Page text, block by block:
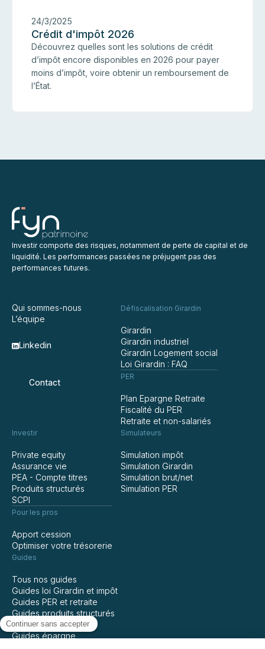
24/3/2025
Crédit d'impôt 2026
Découvrez quelles sont les solutions de crédit
d’impôt encore disponibles en 2026 pour payer
moins d’impôt, voire obtenir un remboursement de
l’État.
Investir comporte des risques, notamment de perte de capital et de
liquidité. Les performances passées ne préjugent pas des
performances futures.
Qui sommes-nous
L’équipe
Linkedin
Contact
Défiscalisation Girardin
Girardin
Girardin industriel
Girardin Logement social
Loi Girardin : FAQ
PER
Plan Epargne Retraite
Fiscalité du PER
Retraite et non-salariés
Investir
Private equity
Assurance vie
PEA - Compte titres
Produits structurés
SCPI
Pour les pros
Apport cession
Optimiser votre trésorerie
Simulateurs
Simulation impôt
Simulation Girardin
Simulation brut/net
Simulation PER
Guides
Tous nos guides
Guides loi Girardin et impôt
Guides PER et retraite
Guides produits structurés
Guides assurance vie
Guides épargne